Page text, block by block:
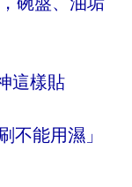
這樣貼
不能用濕」